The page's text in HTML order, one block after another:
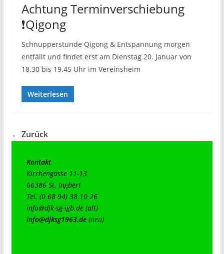
Achtung Terminverschiebung
❗️Qigong
Schnupperstunde Qigong & Entspannung morgen
entfällt und findet erst am Dienstag 20. Januar von
18.30 bis 19.45 Uhr im Vereinsheim
Weiterlesen
← Zurück
Kontakt
Kirchengasse 11-13
66386 St. Ingbert
Tel. (0 68 94) 38 10 26
info@djk-sg-igb.de
(alt)
info@djksg1963.de (neu)